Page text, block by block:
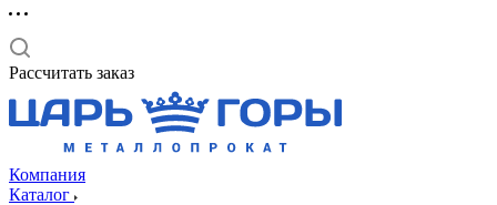
Рассчитать заказ
Компания
Каталог